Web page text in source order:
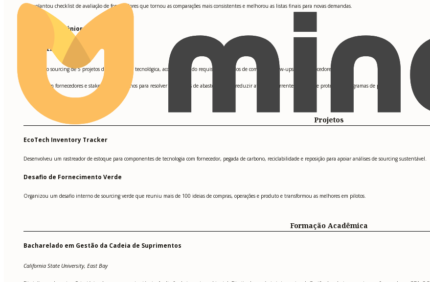
Implantou checklist de avaliação de fornecedores que tornou as comparações mais consistentes e melhorou as listas finais para novas demandas.
Compradora Júnior
Old Firm Ltd
Apoiou o sourcing de 5 projetos de atualização tecnológica, acompanhando requisitos, pedidos de compra e follow-ups com fornecedores.
Atuou com fornecedores e stakeholders internos para resolver problemas de abastecimento, reduzir atrasos recorrentes em 50% e proteger cronogramas de produção.
Projetos
EcoTech Inventory Tracker
Desenvolveu um rastreador de estoque para componentes de tecnologia com fornecedor, pegada de carbono, reciclabilidade e reposição para apoiar análises de sourcing sustentável.
Desafio de Fornecimento Verde
Organizou um desafio interno de sourcing verde que reuniu mais de 100 ideias de compras, operações e produto e transformou as melhores em pilotos.
Formação Acadêmica
Bacharelado em Gestão da Cadeia de Suprimentos
California State University, East Bay